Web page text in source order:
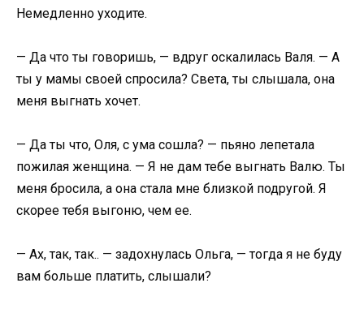
Немедленно уходите.
— Да что ты говоришь, — вдруг оскалилась Валя. — А
ты у мамы своей спросила? Света, ты слышала, она
меня выгнать хочет.
— Да ты что, Оля, с ума сошла? — пьяно лепетала
пожилая женщина. — Я не дам тебе выгнать Валю. Ты
меня бросила, а она стала мне близкой подругой. Я
скорее тебя выгоню, чем ее.
— Ах, так, так.. — задохнулась Ольга, — тогда я не буду
вам больше платить, слышали?